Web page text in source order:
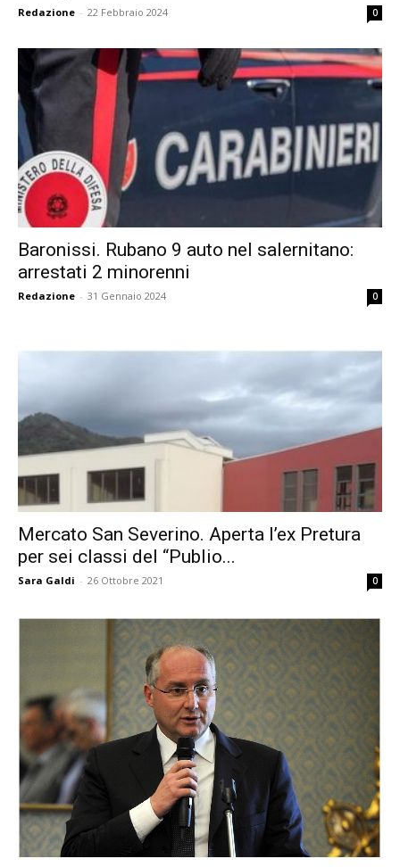
Redazione - 22 Febbraio 2024 0
Baronissi. Rubano 9 auto nel salernitano:
arrestati 2 minorenni
Redazione - 31 Gennaio 2024 0
Mercato San Severino. Aperta l’ex Pretura
per sei classi del “Publio...
Sara Galdi - 26 Ottobre 2021 0